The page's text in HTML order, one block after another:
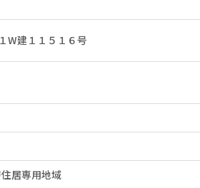
W建１１５１６号
居専用地域